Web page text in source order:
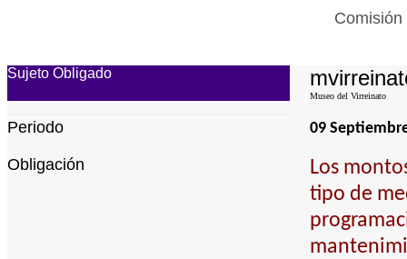
Sujeto Obligado
Museo del Virreinato
Periodo 09
Obligación
Los
tipo de